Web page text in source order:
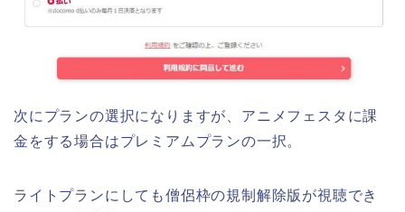
次にプランの選択になりますが、アニメフェスタに課
金をする場合はプレミアムプランの一択。
ライトプランにしても僧侶枠の規制解除版が視聴でき